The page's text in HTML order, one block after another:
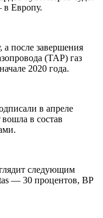
в Европу.
после завершения
(ТАР) газ
2020 года.
в апреле
в состав
следующим
— 30 процентов, BP